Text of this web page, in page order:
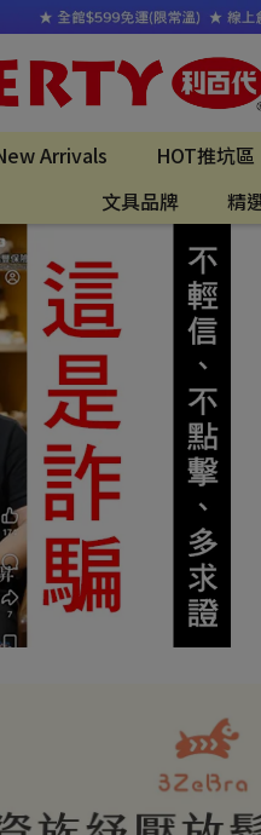
Arrivals HOT推坑區
文具品牌
精